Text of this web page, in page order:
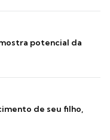
potencial da
de seu filho,